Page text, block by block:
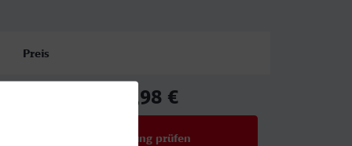
Preis
77,98 €
Verbindung prüfen